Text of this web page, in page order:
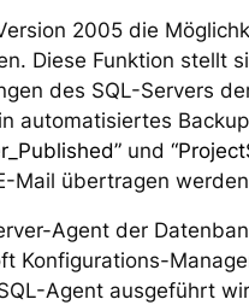
2005 die
Diese Funktion stellt
des SQL-Servers
automatisiertes
und
Mail übertragen
Agent der
Konfigurations-
Agent ausgeführt